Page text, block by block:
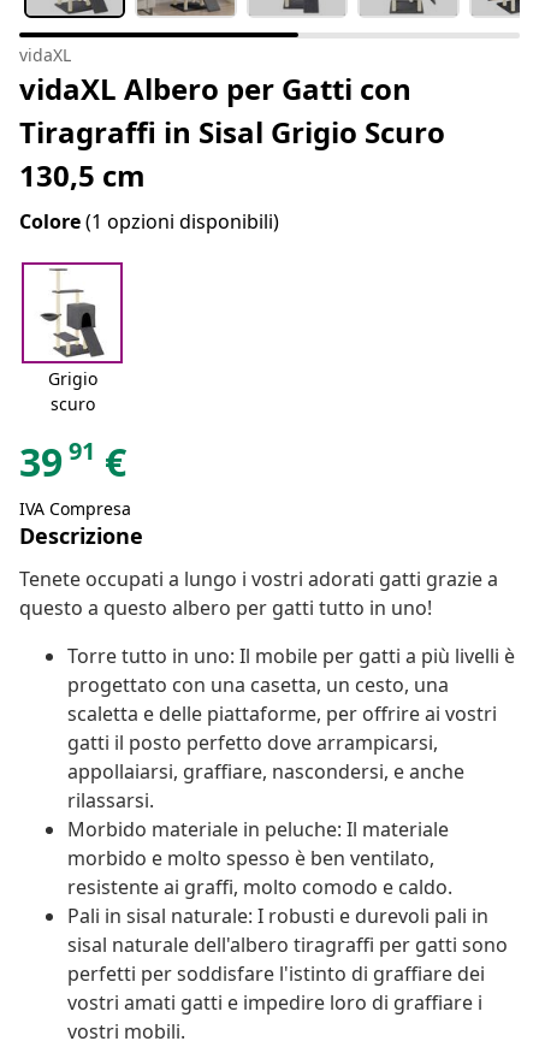
vidaXL
vidaXL Albero per Gatti con
Tiragraffi in Sisal Grigio Scuro
130,5 cm
Colore(1 opzioni disponibili)
Grigio
scuro
3991 €
IVA Compresa
Descrizione
Tenete occupati a lungo i vostri adorati gatti grazie a
questo a questo albero per gatti tutto in uno!
Torre tutto in uno: Il mobile per gatti a più livelli è
progettato con una casetta, un cesto, una
scaletta e delle piattaforme, per offrire ai vostri
gatti il posto perfetto dove arrampicarsi,
appollaiarsi, graffiare, nascondersi, e anche
rilassarsi.
Morbido materiale in peluche: Il materiale
morbido e molto spesso è ben ventilato,
resistente ai graffi, molto comodo e caldo.
Pali in sisal naturale: I robusti e durevoli pali in
sisal naturale dell'albero tiragraffi per gatti sono
perfetti per soddisfare l'istinto di graffiare dei
vostri amati gatti e impedire loro di graffiare i
vostri mobili.